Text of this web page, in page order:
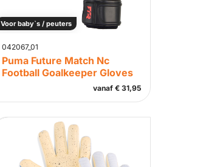
Voor baby`s / peuters
042067_01
Puma Future Match Nc
Football Goalkeeper Gloves
vanaf € 31,95